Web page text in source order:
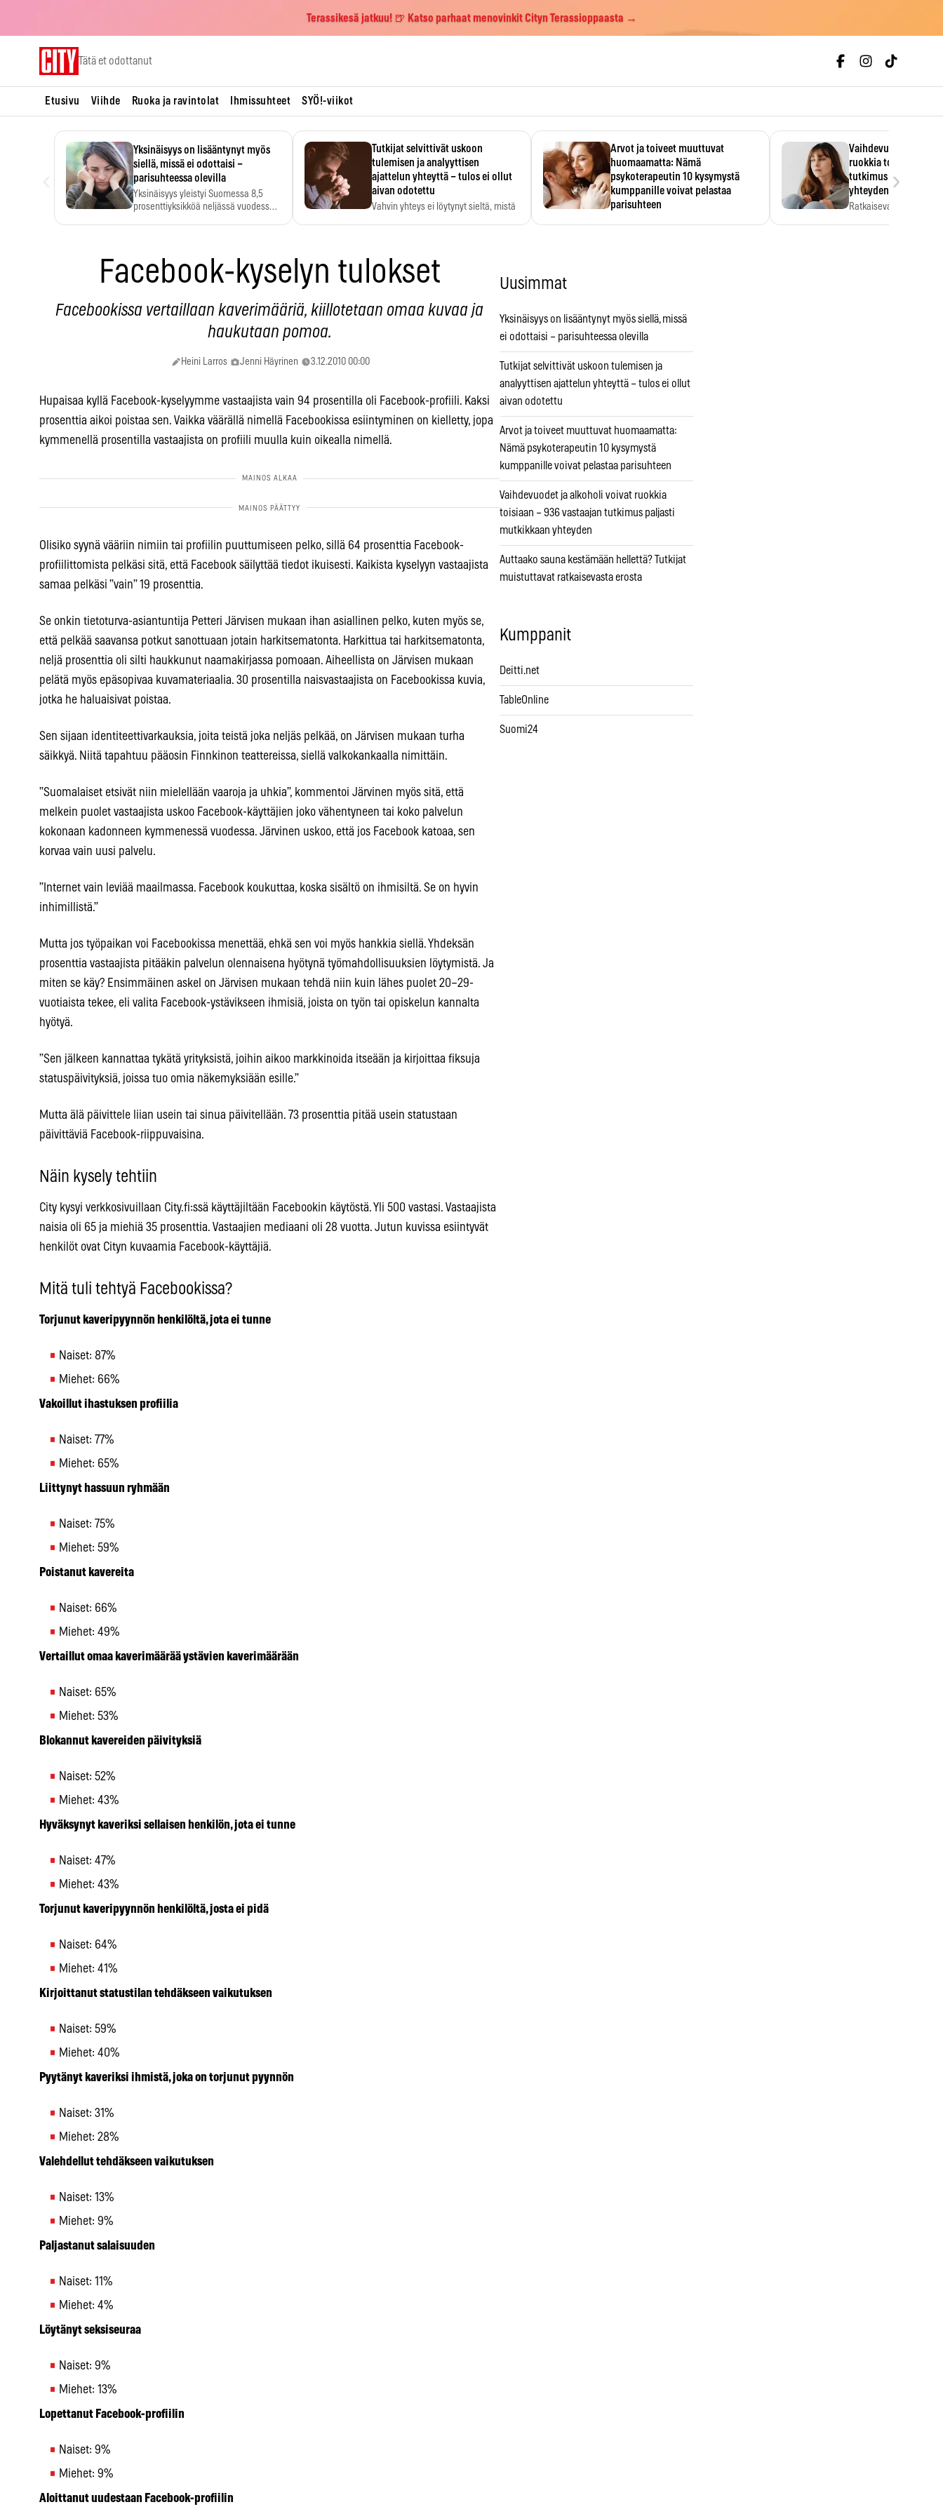
Terassikesä jatkuu! 🍺 Katso parhaat menovinkit Cityn Terassioppaasta →
Tätä et odottanut
Etusivu Viihde Ruoka ja ravintolat Ihmissuhteet SYÖ!-viikot
Yksinäisyys on lisääntynyt myös
siellä, missä ei odottaisi –
parisuhteessa olevilla
Yksinäisyys yleistyi Suomessa 8,5
prosenttiyksikköä neljässä vuodessa.
Tutkijat selvittivät uskoon
tulemisen ja analyyttisen
ajattelun yhteyttä – tulos ei ollut
aivan odotettu
Vahvin yhteys ei löytynyt sieltä, mistä
Arvot ja toiveet muuttuvat
huomaamatta: Nämä
psykoterapeutin 10 kysymystä
kumppanille voivat pelastaa
parisuhteen
Vaihdevuodet ja
ruokkia toisiaan –
tutkimus paljasti
yhteyden
Ratkaiseva tekijä ei
›
Facebook-kyselyn tulokset
Facebookissa vertaillaan kaverimääriä, kiillotetaan omaa kuvaa ja
haukutaan pomoa.
Heini Larros Jenni Häyrinen 3.12.2010 00:00
Hupaisaa kyllä Facebook-kyselyymme vastaajista vain 94 prosentilla oli Facebook-profiili. Kaksi
prosenttia aikoi poistaa sen. Vaikka väärällä nimellä Facebookissa esiintyminen on kielletty, jopa
kymmenellä prosentilla vastaajista on profiili muulla kuin oikealla nimellä.
Olisiko syynä vääriin nimiin tai profiilin puuttumiseen pelko, sillä 64 prosenttia Facebook-
profiilittomista pelkäsi sitä, että Facebook säilyttää tiedot ikuisesti. Kaikista kyselyyn vastaajista
samaa pelkäsi ”vain” 19 prosenttia.
Se onkin tietoturva-asiantuntija Petteri Järvisen mukaan ihan asiallinen pelko, kuten myös se,
että pelkää saavansa potkut sanottuaan jotain harkitsematonta. Harkittua tai harkitsematonta,
neljä prosenttia oli silti haukkunut naamakirjassa pomoaan. Aiheellista on Järvisen mukaan
pelätä myös epäsopivaa kuvamateriaalia. 30 prosentilla naisvastaajista on Facebookissa kuvia,
jotka he haluaisivat poistaa.
Sen sijaan identiteettivarkauksia, joita teistä joka neljäs pelkää, on Järvisen mukaan turha
säikkyä. Niitä tapahtuu pääosin Finnkinon teattereissa, siellä valkokankaalla nimittäin.
”Suomalaiset etsivät niin mielellään vaaroja ja uhkia”, kommentoi Järvinen myös sitä, että
melkein puolet vastaajista uskoo Facebook-käyttäjien joko vähentyneen tai koko palvelun
kokonaan kadonneen kymmenessä vuodessa. Järvinen uskoo, että jos Facebook katoaa, sen
korvaa vain uusi palvelu.
”Internet vain leviää maailmassa. Facebook koukuttaa, koska sisältö on ihmisiltä. Se on hyvin
inhimillistä.”
Mutta jos työpaikan voi Facebookissa menettää, ehkä sen voi myös hankkia siellä. Yhdeksän
prosenttia vastaajista pitääkin palvelun olennaisena hyötynä työmahdollisuuksien löytymistä. Ja
miten se käy? Ensimmäinen askel on Järvisen mukaan tehdä niin kuin lähes puolet 20–29-
vuotiaista tekee, eli valita Facebook-ystävikseen ihmisiä, joista on työn tai opiskelun kannalta
hyötyä.
”Sen jälkeen kannattaa tykätä yrityksistä, joihin aikoo markkinoida itseään ja kirjoittaa fiksuja
statuspäivityksiä, joissa tuo omia näkemyksiään esille.”
Mutta älä päivittele liian usein tai sinua päivitellään. 73 prosenttia pitää usein statustaan
päivittäviä Facebook-riippuvaisina.
Näin kysely tehtiin
City kysyi verkkosivuillaan City.fi:ssä käyttäjiltään Facebookin käytöstä. Yli 500 vastasi. Vastaajista
naisia oli 65 ja miehiä 35 prosenttia. Vastaajien mediaani oli 28 vuotta. Jutun kuvissa esiintyvät
henkilöt ovat Cityn kuvaamia Facebook-käyttäjiä.
Mitä tuli tehtyä Facebookissa?
Torjunut kaveripyynnön henkilöltä, jota ei tunne
Naiset: 87%
Miehet: 66%
Vakoillut ihastuksen profiilia
Naiset: 77%
Miehet: 65%
Liittynyt hassuun ryhmään
Naiset: 75%
Miehet: 59%
Poistanut kavereita
Naiset: 66%
Miehet: 49%
Vertaillut omaa kaverimäärää ystävien kaverimäärään
Naiset: 65%
Miehet: 53%
Blokannut kavereiden päivityksiä
Naiset: 52%
Miehet: 43%
Hyväksynyt kaveriksi sellaisen henkilön, jota ei tunne
Naiset: 47%
Miehet: 43%
Torjunut kaveripyynnön henkilöltä, josta ei pidä
Naiset: 64%
Miehet: 41%
Kirjoittanut statustilan tehdäkseen vaikutuksen
Naiset: 59%
Miehet: 40%
Pyytänyt kaveriksi ihmistä, joka on torjunut pyynnön
Naiset: 31%
Miehet: 28%
Valehdellut tehdäkseen vaikutuksen
Naiset: 13%
Miehet: 9%
Paljastanut salaisuuden
Naiset: 11%
Miehet: 4%
Löytänyt seksiseuraa
Naiset: 9%
Miehet: 13%
Lopettanut Facebook-profiilin
Naiset: 9%
Miehet: 9%
Aloittanut uudestaan Facebook-profiilin
Uusimmat
Yksinäisyys on lisääntynyt myös siellä, missä
ei odottaisi – parisuhteessa olevilla
Tutkijat selvittivät uskoon tulemisen ja
analyyttisen ajattelun yhteyttä – tulos ei ollut
aivan odotettu
Arvot ja toiveet muuttuvat huomaamatta:
Nämä psykoterapeutin 10 kysymystä
kumppanille voivat pelastaa parisuhteen
Vaihdevuodet ja alkoholi voivat ruokkia
toisiaan – 936 vastaajan tutkimus paljasti
mutkikkaan yhteyden
Auttaako sauna kestämään hellettä? Tutkijat
muistuttavat ratkaisevasta erosta
Kumppanit
Deitti.net
TableOnline
Suomi24